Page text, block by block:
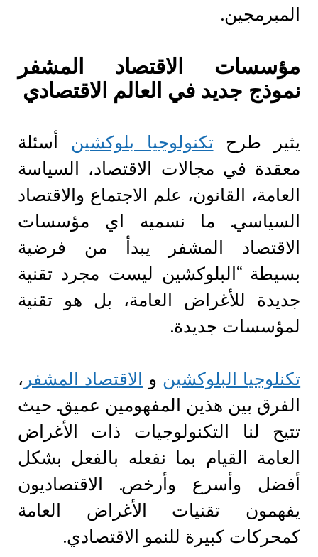
المبرمجين.
مؤسسات الاقتصاد المشفر
نموذج جديد في العالم الاقتصادي
يثير طرح تكنولوجيا بلوكشين أسئلة
معقدة في مجالات الاقتصاد، السياسة
العامة، القانون، علم الاجتماع والاقتصاد
السياسي. ما نسميه اي مؤسسات
الاقتصاد المشفر يبدأ من فرضية
بسيطة “البلوكشين ليست مجرد تقنية
جديدة للأغراض العامة، بل هو تقنية
لمؤسسات جديدة.
تكنلوجيا البلوكشين و الاقتصاد المشفر ،
الفرق بين هذين المفهومين عميق. حيث
تتيح لنا التكنولوجيات ذات الأغراض
العامة القيام بما نفعله بالفعل بشكل
أفضل وأسرع وأرخص. الاقتصاديون
يفهمون تقنيات الأغراض العامة
كمحركات كبيرة للنمو الاقتصادي.